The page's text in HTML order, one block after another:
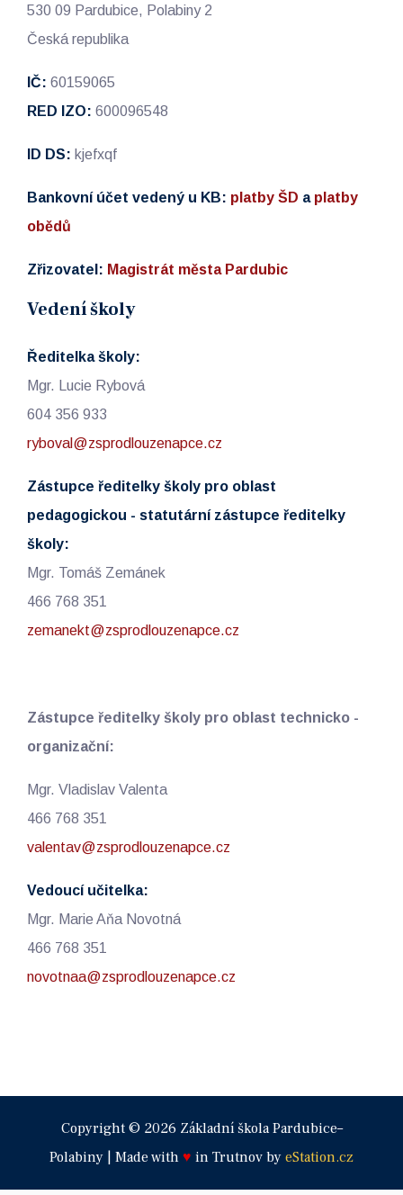
530 09 Pardubice, Polabiny 2
Česká republika
IČ: 60159065
RED IZO: 600096548
ID DS: kjefxqf
Bankovní účet vedený u KB: platby ŠD a platby
obědů
Zřizovatel: Magistrát města Pardubic
Vedení školy
Ředitelka školy:
Mgr. Lucie Rybová
604 356 933
ryboval@zsprodlouzenapce.cz
Zástupce ředitelky školy pro oblast
pedagogickou - statutární zástupce ředitelky
školy:
Mgr. Tomáš Zemánek
466 768 351
zemanekt@zsprodlouzenapce.cz
Zástupce ředitelky školy pro oblast technicko -
organizační:
Mgr. Vladislav Valenta
466 768 351
valentav@zsprodlouzenapce.cz
Vedoucí učitelka:
Mgr. Marie Aňa Novotná
466 768 351
novotnaa@zsprodlouzenapce.cz
Copyright © 2026 Základní škola Pardubice–
Polabiny | Made with ♥ in Trutnov by eStation.cz